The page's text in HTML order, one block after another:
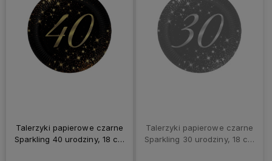
Talerzyki papierowe czarne
Sparkling 40 urodziny, 18 cm
Talerzyki papierowe czarne
Sparkling 30 urodziny, 18 cm